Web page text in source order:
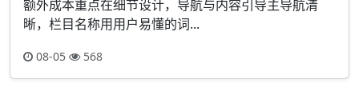
额外成本重点在细节设计，导航与内容引导主导航清
晰，栏目名称用用户易懂的词...
08-05 568